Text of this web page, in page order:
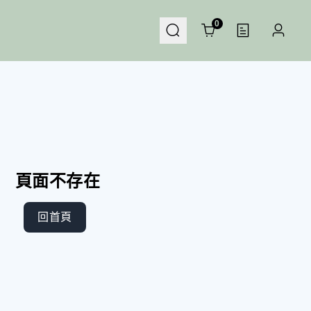
Cart0
頁面不存在
回首頁